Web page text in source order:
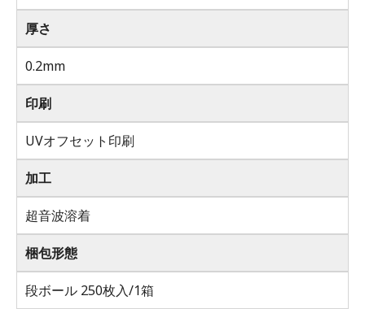
厚さ
0.2mm
印刷
UVオフセット印刷
加工
超音波溶着
梱包形態
段ボール 250枚入/1箱